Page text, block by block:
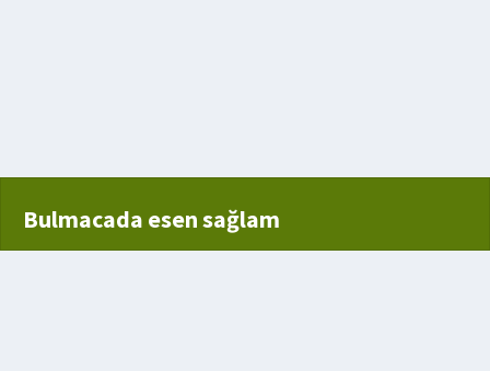
Bulmacada esen sağlam